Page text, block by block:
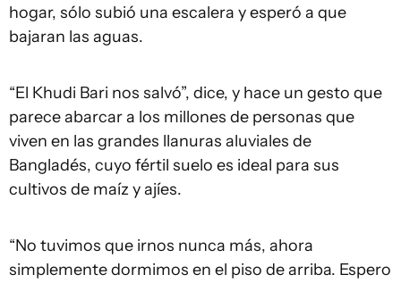
hogar, sólo subió una escalera y esperó a que
bajaran las aguas.
“El Khudi Bari nos salvó”, dice, y hace un gesto que
parece abarcar a los millones de personas que
viven en las grandes llanuras aluviales de
Bangladés, cuyo fértil suelo es ideal para sus
cultivos de maíz y ajíes.
“No tuvimos que irnos nunca más, ahora
simplemente dormimos en el piso de arriba. Espero